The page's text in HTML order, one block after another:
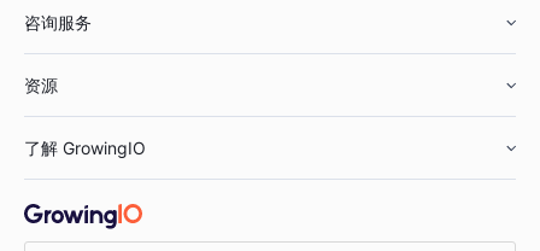
鞋服行业
汽车行业
金融行业
智能运营
获客分析
咨询服务
资源
增长公开课
了解 GrowingIO
关于 GrowingIO